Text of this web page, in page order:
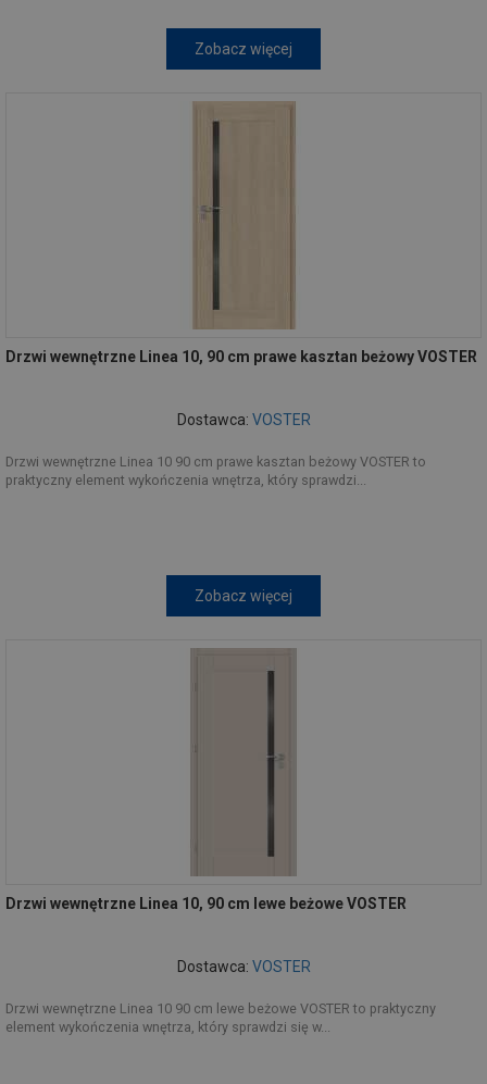
Zobacz więcej
Drzwi wewnętrzne Linea 10, 90 cm prawe kasztan beżowy VOSTER
Dostawca: VOSTER
Drzwi wewnętrzne Linea 10 90 cm prawe kasztan beżowy VOSTER to
praktyczny element wykończenia wnętrza, który sprawdzi...
Zobacz więcej
Drzwi wewnętrzne Linea 10, 90 cm lewe beżowe VOSTER
Dostawca: VOSTER
Drzwi wewnętrzne Linea 10 90 cm lewe beżowe VOSTER to praktyczny
element wykończenia wnętrza, który sprawdzi się w...